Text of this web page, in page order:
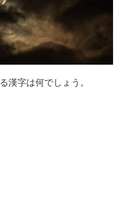
漢字は何でしょう。